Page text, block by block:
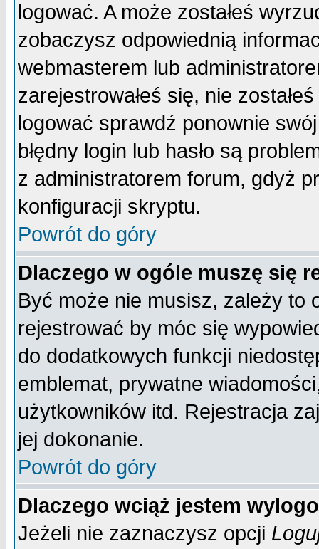
logować. A może zostałeś
zobaczysz odpowiednią
webmasterem lub
zarejestrowałeś się, nie
logować sprawdź ponownie
błędny login lub hasło są
z administratorem forum, gdyż
konfiguracji skryptu.
Powrót do góry
Dlaczego w ogóle muszę się
Być może nie musisz, zależy to
rejestrować by móc się
do dodatkowych funkcji
emblemat, prywatne
użytkowników itd. Rejestracja
jej dokonanie.
Powrót do góry
Dlaczego wciąż jestem
Jeżeli nie zaznaczysz opcji